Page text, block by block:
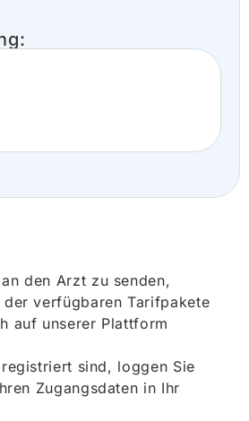
den Arzt zu senden,
der verfügbaren Tarifpakete
auf unserer Plattform
sind, loggen Sie
Zugangsdaten in Ihr